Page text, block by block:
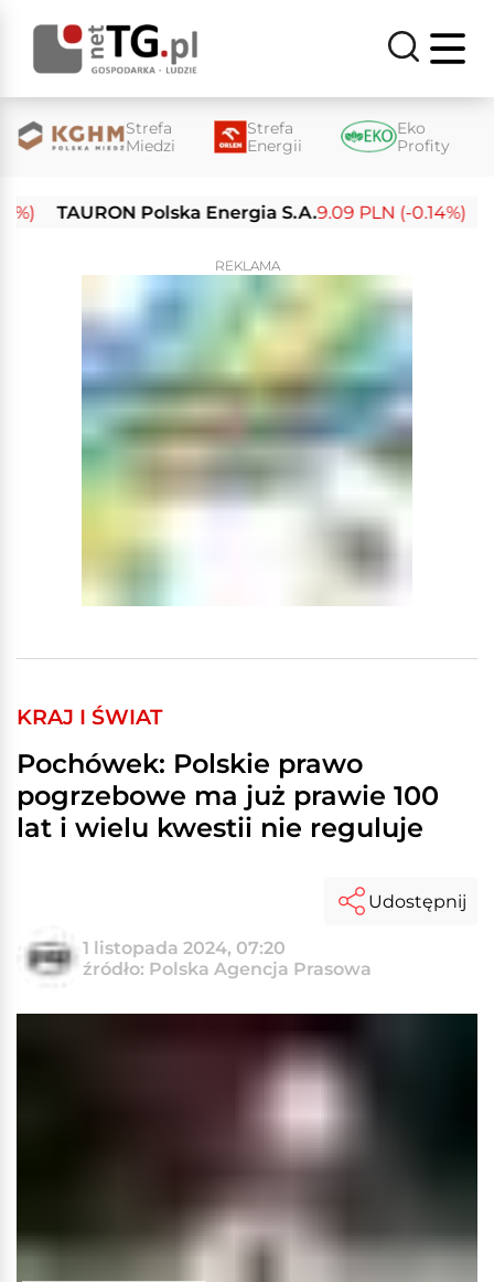
Strefa
Miedzi
Strefa
Energii
Eko
Profity
TAURON Polska Energia S.A. 9.09 PLN (-0.14%)
REKLAMA
KRAJ I ŚWIAT
Pochówek: Polskie prawo
pogrzebowe ma już prawie 100
lat i wielu kwestii nie reguluje
1 listopada 2024, 07:20
źródło: Polska Agencja Prasowa
Udostępnij